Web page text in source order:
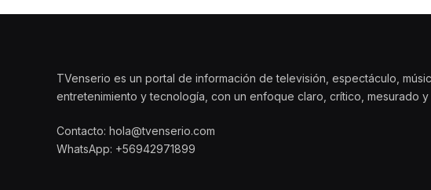
TVenserio es un portal de información de televisión, espectáculo,
entretenimiento y tecnología, con un enfoque claro, crítico, mesurado y
Contacto: hola@tvenserio.com
WhatsApp: +56942971899